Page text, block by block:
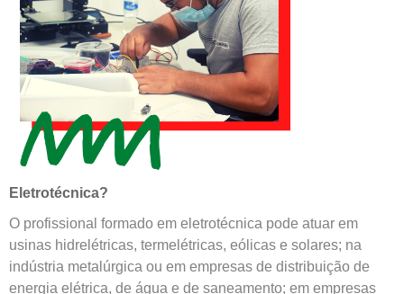
Eletrotécnica?
O profissional formado em eletrotécnica pode atuar em
usinas hidrelétricas, termelétricas, eólicas e solares; na
indústria metalúrgica ou em empresas de distribuição de
energia elétrica, de água e de saneamento; em empresas